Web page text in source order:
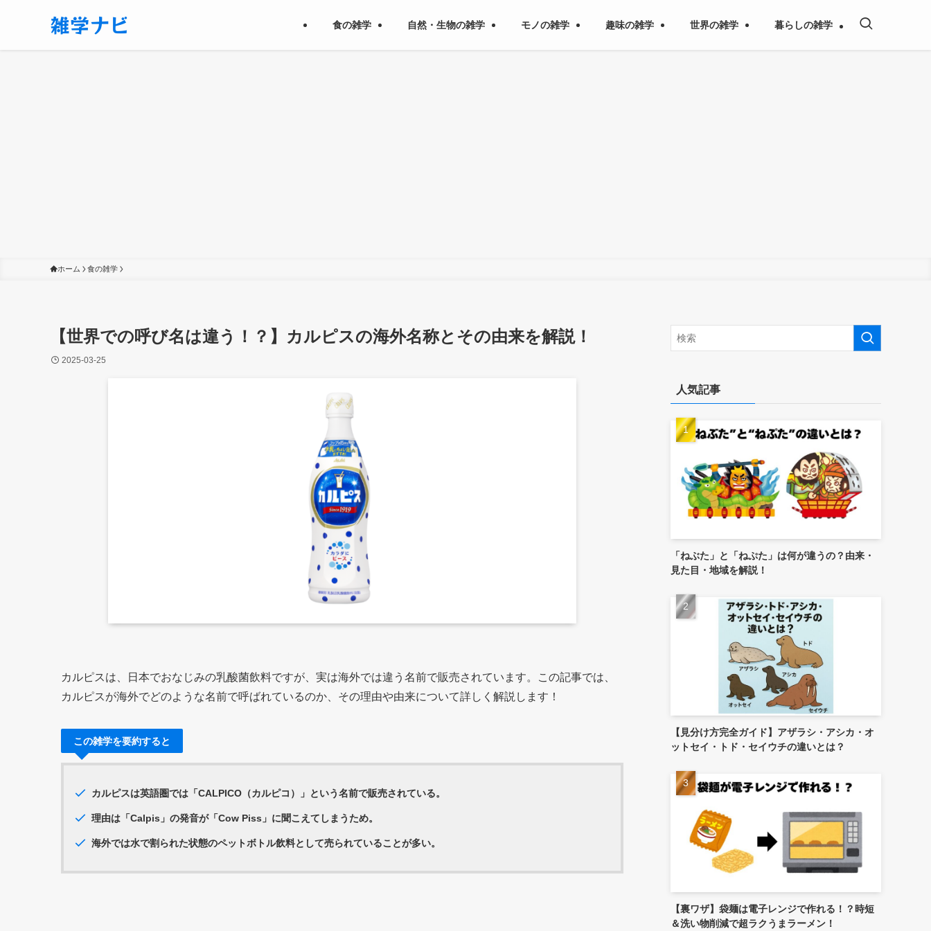
食の雑学 自然・生物の雑学 モノの雑学 趣味の雑学 世界の雑学 暮らしの雑学
ホーム 食の雑学
【世界での呼び名は違う！？】カルピスの海外名称とその由来を解説！
2025-03-25
カルピスは、日本でおなじみの乳酸菌飲料ですが、実は海外では違う名前で販売されています。この記事では、
カルピスが海外でどのような名前で呼ばれているのか、その理由や由来について詳しく解説します！
この雑学を要約すると
カルピスは英語圏では「CALPICO（カルピコ）」という名前で販売されている。
理由は「Calpis」の発音が「Cow Piss」に聞こえてしまうため。
海外では水で割られた状態のペットボトル飲料として売られていることが多い。
人気記事
「ねぶた」と「ねぷた」は何が違うの？由来・
見た目・地域を解説！
【見分け方完全ガイド】アザラシ・アシカ・オ
ットセイ・トド・セイウチの違いとは？
【裏ワザ】袋麺は電子レンジで作れる！？時短
＆洗い物削減で超ラクうまラーメン！